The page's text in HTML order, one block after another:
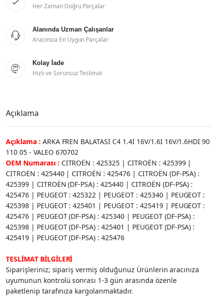
Her Zaman Doğru Parçalar

Alanında Uzman Çalışanlar
Aracınıza En Uygun Parçalar

Kolay İade
Hızlı ve Sorunsuz Teslimat
Açıklama
Açıklama : ARKA FREN BALATASI C4 1.4I 16V/1.6I 16V/1.6HDI 90
110 05 - VALEO 670702
OEM Numarası : CITROËN : 425325 | CITROËN : 425399 |
CITROËN : 425440 | CITROËN : 425476 | CITROËN (DF-PSA) :
425399 | CITROËN (DF-PSA) : 425440 | CITROËN (DF-PSA) :
425476 | PEUGEOT : 425322 | PEUGEOT : 425340 | PEUGEOT :
425398 | PEUGEOT : 425401 | PEUGEOT : 425419 | PEUGEOT :
425476 | PEUGEOT (DF-PSA) : 425340 | PEUGEOT (DF-PSA) :
425398 | PEUGEOT (DF-PSA) : 425401 | PEUGEOT (DF-PSA) :
425419 | PEUGEOT (DF-PSA) : 425476
TESLİMAT BİLGİLERİ
Siparişleriniz; sipariş vermiş olduğunuz Ürünlerin aracınıza
uyumunun kontrolü sonrası 1-3 gün arasında özenle
paketlenip tarafınıza kargolanmaktadır.